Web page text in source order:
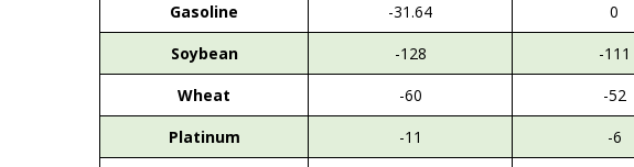
Gasoline
-31.64
0
Soybean
-128
-111
Wheat
-60
-52
Platinum
-11
-6